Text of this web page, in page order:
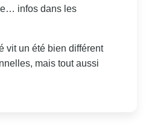
infos dans les
vit un été bien différent
mais tout aussi